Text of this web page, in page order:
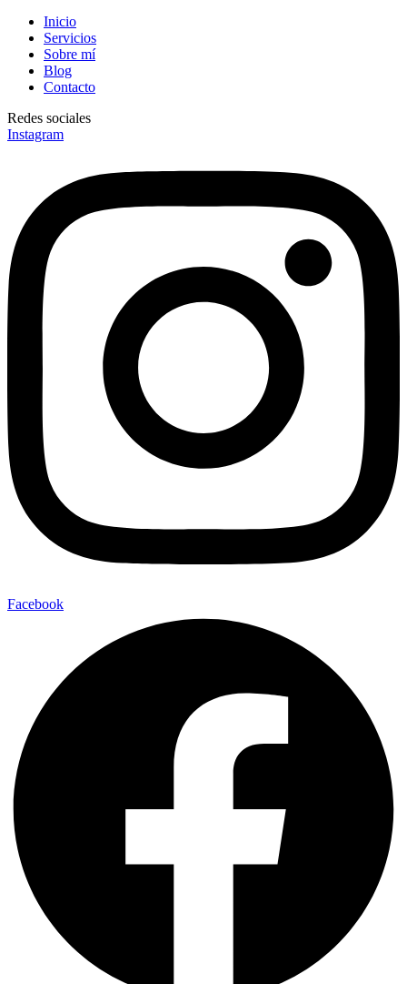
Inicio
Servicios
Sobre mí
Blog
Contacto
Redes sociales
Instagram
Facebook